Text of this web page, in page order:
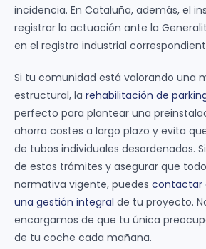
incidencia. En Cataluña, además, el
registrar la actuación ante la
en el registro industrial
Si tu comunidad está valorando una
estructural, la rehabilitación de
perfecto para plantear una
ahorra costes a largo plazo y evita
de tubos individuales desordenados.
de estos trámites y asegurar que
normativa vigente, puedes contactar
una gestión integral de tu proyecto.
encargamos de que tu única
de tu coche cada mañana.